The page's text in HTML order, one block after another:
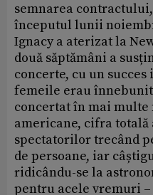
semnarea
începutul lunii
Ignacy a aterizat la
două săptămâni a
concerte, cu un succes
femeile erau
concertat în mai multe
americane, cifra totală
spectatorilor trecând
de persoane, iar
ridicându-se la
pentru acele vremuri –